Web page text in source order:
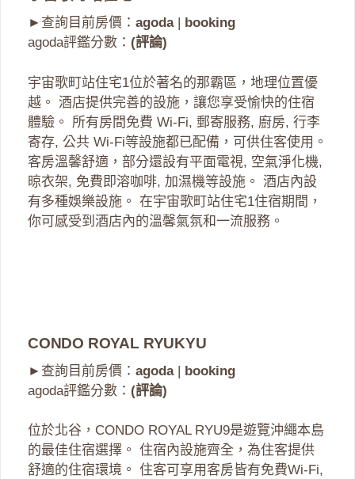
►查詢目前房價： agoda|
booking
agoda評鑑分數： (評論)
宇宙歌町站住宅1位於著名的那霸區，地理位置優
越。 酒店提供完善的設施，讓您享受愉快的住宿
體驗。 所有房間免費 Wi-Fi, 郵寄服務, 廚房, 行李
寄存, 公共 Wi-Fi等設施都已配備，可供住客使用。
客房溫馨舒適，部分還設有平面電視, 空氣淨化機,
晾衣架, 免費即溶咖啡, 加濕機等設施。 酒店內設
有多種娛樂設施。 在宇宙歌町站住宅1住宿期間，
你可感受到酒店內的溫馨氣氛和一流服務。
CONDO ROYAL RYUKYU
►查詢目前房價： agoda| booking
agoda評鑑分數： (評論)
位於北谷，CONDO ROYAL RYU9是遊覽沖繩本島
的最佳住宿選擇。 住宿內設施齊全，為住客提供
舒適的住宿環境。 住客可享用客房皆有免費Wi-Fi,